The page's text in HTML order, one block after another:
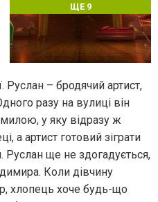
ЩЕ 9
Руслан – бродячий артист,
разу на вулиці він
у яку відразу ж
а артист готовий зіграти
Руслан ще не здогадується,
Коли дівчину
хлопець хоче будь-що